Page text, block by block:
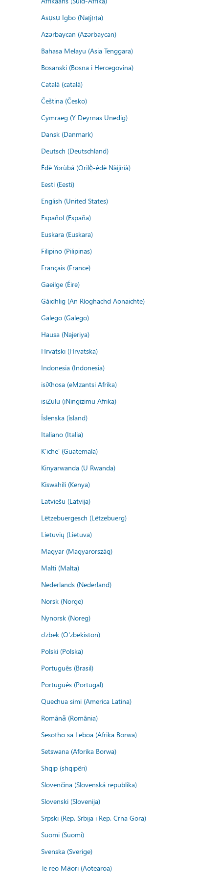
Asụsụ Igbo (Naịjịrịa)
Azərbaycan (Azərbaycan)
Bahasa Melayu (Asia Tenggara)
Bosanski (Bosna i Hercegovina)
Català (català)
Čeština (Česko)
Cymraeg (Y Deyrnas Unedig)
Dansk (Danmark)
Deutsch (Deutschland)
Èdè Yorùbá (Orilẹ̀-èdè Nàìjíríà)
Eesti (Eesti)
English (United States)
Español (España)
Euskara (Euskara)
Filipino (Pilipinas)
Français (France)
Gaeilge (Éire)
Gàidhlig (An Rìoghachd Aonaichte)
Galego (Galego)
Hausa (Najeriya)
Hrvatski (Hrvatska)
Indonesia (Indonesia)
isiXhosa (eMzantsi Afrika)
isiZulu (iNingizimu Afrika)
Íslenska (ísland)
Italiano (Italia)
K'iche' (Guatemala)
Kinyarwanda (U Rwanda)
Kiswahili (Kenya)
Latviešu (Latvija)
Lëtzebuergesch (Lëtzebuerg)
Lietuvių (Lietuva)
Magyar (Magyarország)
Malti (Malta)
Nederlands (Nederland)
Norsk (Norge)
Nynorsk (Noreg)
o'zbek (O'zbekiston)
Polski (Polska)
Português (Brasil)
Português (Portugal)
Quechua simi (America Latina)
Română (România)
Sesotho sa Leboa (Afrika Borwa)
Setswana (Aforika Borwa)
Shqip (shqipëri)
Slovenčina (Slovenská republika)
Slovenski (Slovenija)
Srpski (Rep. Srbija i Rep. Crna Gora)
Suomi (Suomi)
Svenska (Sverige)
Te reo Māori (Aotearoa)